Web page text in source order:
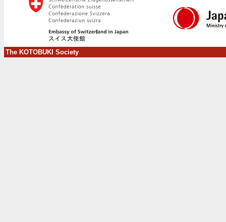
The KOTOBUKI Society